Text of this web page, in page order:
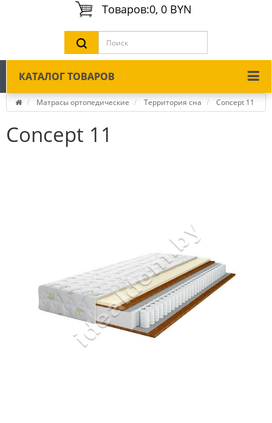
Tоваров:0, 0 BYN
КАТАЛОГ ТОВАРОВ
Матрасы ортопедические Территория сна Concept 11
Concept 11